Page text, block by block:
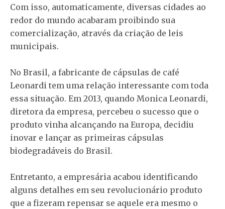
Com isso, automaticamente, diversas cidades ao
redor do mundo acabaram proibindo sua
comercialização, através da criação de leis
municipais.
No Brasil, a fabricante de cápsulas de café
Leonardi tem uma relação interessante com toda
essa situação. Em 2013, quando Monica Leonardi,
diretora da empresa, percebeu o sucesso que o
produto vinha alcançando na Europa, decidiu
inovar e lançar as primeiras cápsulas
biodegradáveis do Brasil.
Entretanto, a empresária acabou identificando
alguns detalhes em seu revolucionário produto
que a fizeram repensar se aquele era mesmo o